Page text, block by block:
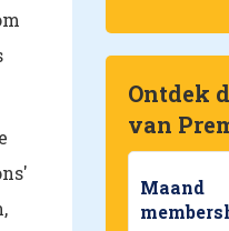
Ontdek
van
Maand